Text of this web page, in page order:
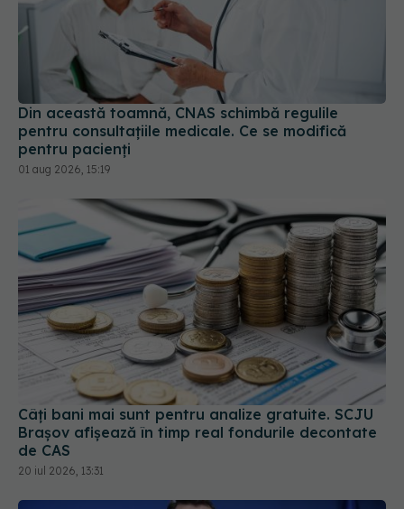
Din această toamnă, CNAS schimbă regulile
pentru consultațiile medicale. Ce se modifică
pentru pacienți
01 aug 2026, 15:19
Câți bani mai sunt pentru analize gratuite. SCJU
Brașov afișează în timp real fondurile decontate
de CAS
20 iul 2026, 13:31